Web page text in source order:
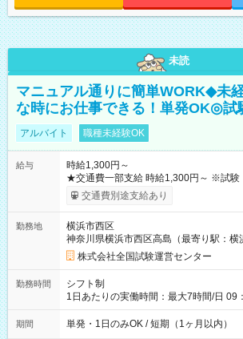
未読
マニュアル通りに簡単WORK◆未
な時にお仕事できる！単発OK◎試
アルバイト 職種未経験OK
給与
時給1,300円～
★交通費一部支給 時給1,300円～ ※試験・役割により手当あり
※勤務回数により昇給あり 【即給（前
り！】 希望される場合、勤務から1週間
例】 ・河合塾模擬試験 8:30～17:30（休
×8時間＝日収10,400円＋交通費 ※当日
円の場合あり ・国家試験 7:00～13:30
円（役割手当＋100円）×6時間＝日収8,400円
間】試用期間なし
交通費別途支給あり
勤務地
横浜市西区
神奈川県横浜市西区高島（最寄り駅：横
株式会社全国試験運営センター
勤務時間
シフト制
1日あたりの実働時間：最大7時間/日
間は 試験により異なります。
期間 単発・1日のみOK / 短期（1ヶ月以内）